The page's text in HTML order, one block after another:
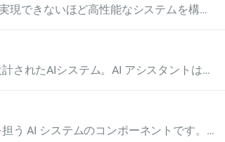
現できないほど高性能なシステムを構築
タスクを処理し、より強力な出力を提
個々の弱点を補うことができる可能性が
されたAIシステム。AI アシスタントは一
う AI システムのコンポーネントです。